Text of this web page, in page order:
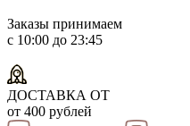
Заказы принимаем
с 10:00 до 23:45
ДОСТАВКА ОТ
от 400 рублей